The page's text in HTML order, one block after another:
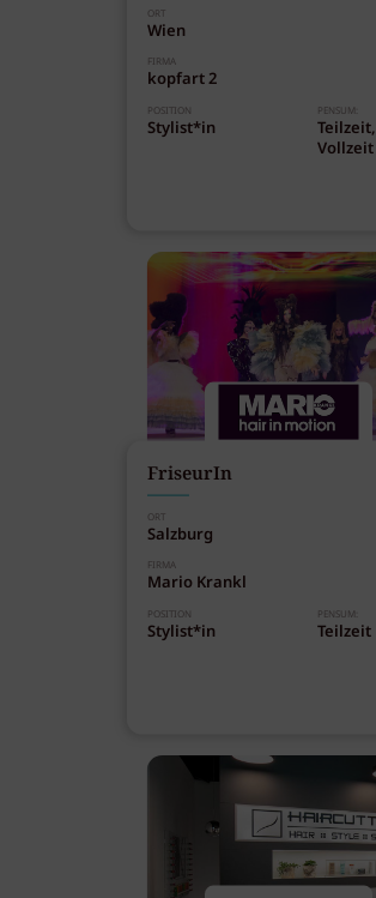
ORT
Wien
FIRMA
kopfart 2
POSITION
Stylist*in
PENSUM:
Teilzeit,
Vollzeit
FriseurIn
ORT
Salzburg
FIRMA
Mario Krankl
POSITION
Stylist*in
PENSUM:
Teilzeit